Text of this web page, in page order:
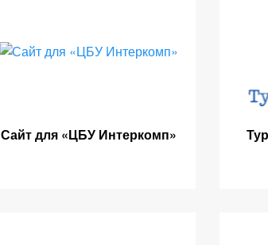
Сайт для «ЦБУ Интеркомп»